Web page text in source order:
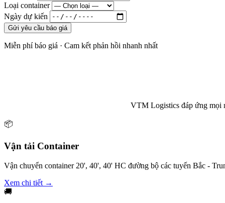
Loại container
Ngày dự kiến
Gửi yêu cầu báo giá
Miễn phí báo giá · Cam kết phản hồi nhanh nhất
VTM Logistics đáp ứng mọi
📦
Vận tải Container
Vận chuyển container 20', 40', 40' HC đường bộ các tuyến Bắc -
Xem chi tiết →
🚚